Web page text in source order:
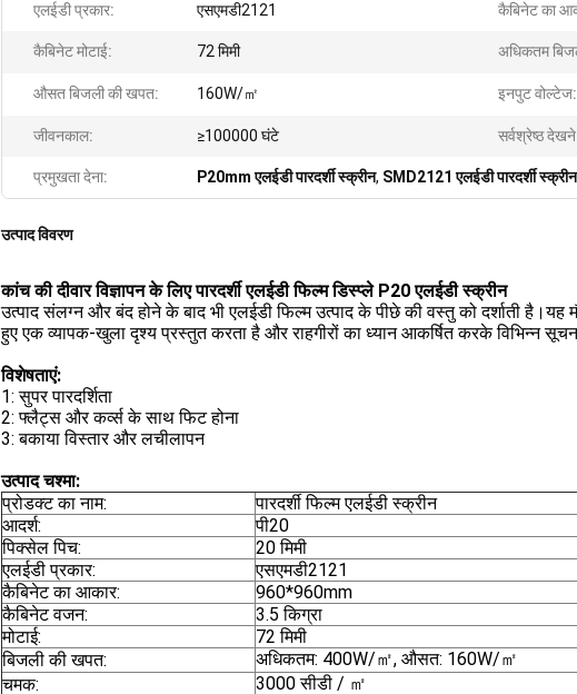
एलईडी प्रकार: एसएमडी2121 कैबिनेट का
कैबिनेट मोटाई: 72 मिमी अधिकतम
औसत बिजली की खपत: 160W/㎡ इनपुट वोल्टेज:
जीवनकाल: ≥100000 घंटे सर्वश्रेष्ठ देखने
प्रमुखता देना: P20mm एलईडी पारदर्शी स्क्रीन, SMD2121 एलईडी पारदर्शी स्क्रीन
उत्पाद विवरण
कांच की दीवार विज्ञापन के लिए पारदर्शी एलईडी फिल्म डिस्प्ले P20 एलईडी स्क्रीन
उत्पाद संलग्न और बंद होने के बाद भी एलईडी फिल्म उत्पाद के पीछे की वस्तु को दर्शाती
हुए एक व्यापक-खुला दृश्य प्रस्तुत करता है और राहगीरों का ध्यान आकर्षित करके विभिन्न
विशेषताएं:
1: सुपर पारदर्शिता
2: फ्लैट्स और कर्व्स के साथ फिट होना
3: बकाया विस्तार और लचीलापन
उत्पाद चश्मा:
प्रोडक्ट का नाम:
पारदर्शी फिल्म एलईडी स्क्रीन
आदर्श:
पी20
पिक्सेल पिच:
20 मिमी
एलईडी प्रकार:
एसएमडी2121
कैबिनेट का आकार:
960*960mm
कैबिनेट वजन:
3.5 किग्रा
मोटाई:
72 मिमी
बिजली की खपत:
अधिकतम: 400W/㎡, औसत: 160W/㎡
चमक:
3000 सीडी / ㎡